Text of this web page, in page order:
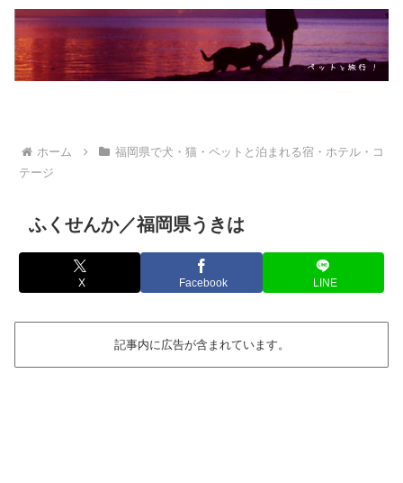
ホーム
福岡県で犬・猫・ペットと泊まれる宿・ホテル・コ
テージ
ふくせんか／福岡県うきは
X Facebook LINE
記事内に広告が含まれています。